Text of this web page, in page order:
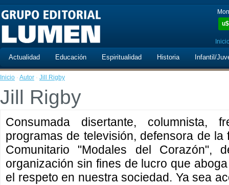
u$
Actualidad Educación Espiritualidad Historia Infantil/
Inicio · Autor · Jill Rigby
Jill Rigby
Consumada disertante, columnista,
programas de televisión, defensora de
Comunitario "Modales del Corazón",
organización sin fines de lucro que
el respeto en nuestra sociedad. Ya sea